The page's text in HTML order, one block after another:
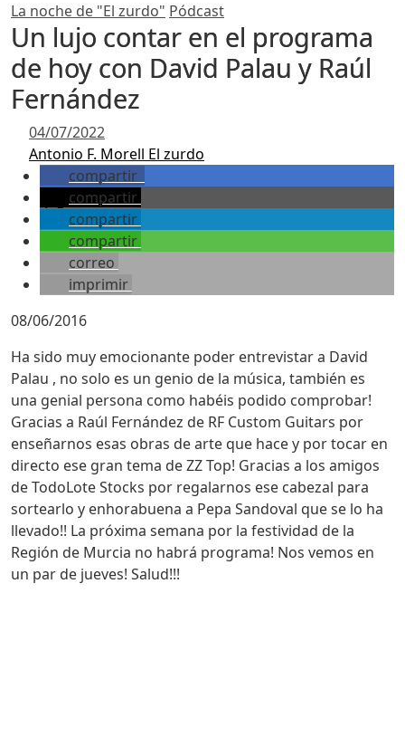
La noche de "El zurdo" Pódcast
Un lujo contar en el programa
de hoy con David Palau y Raúl
Fernández
04/07/2022
Antonio F. Morell El zurdo
compartir
compartir
compartir
compartir
correo
imprimir
08/06/2016
Ha sido muy emocionante poder entrevistar a David
Palau , no solo es un genio de la música, también es
una genial persona como habéis podido comprobar!
Gracias a Raúl Fernández de RF Custom Guitars por
enseñarnos esas obras de arte que hace y por tocar en
directo ese gran tema de ZZ Top! Gracias a los amigos
de TodoLote Stocks por regalarnos ese cabezal para
sortearlo y enhorabuena a Pepa Sandoval que se lo ha
llevado!! La próxima semana por la festividad de la
Región de Murcia no habrá programa! Nos vemos en
un par de jueves! Salud!!!